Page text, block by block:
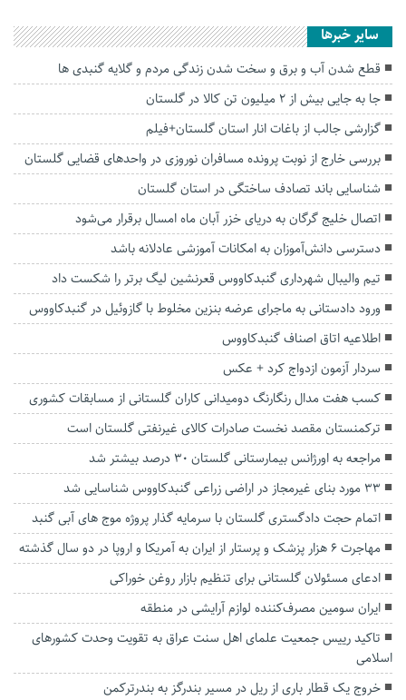
سایر خبرها
قطع شدن آب و برق و سخت شدن زندگی مردم و گلایه گنبدی ها
جا به جایی بیش از ۲ میلیون تن کالا در گلستان
گزارشی جالب از باغات انار استان گلستان+فیلم
بررسی خارج از نوبت پرونده مسافران نوروزی در واحد‌های قضایی گلستان
شناسایی باند تصادف ساختگی در استان گلستان
اتصال خلیج گرگان به دریای خزر آبان ماه امسال برقرار می‌شود
دسترسی دانش‌آموزان به امکانات آموزشی عادلانه باشد
تیم والیبال شهرداری گنبدکاووس قعرنشین لیگ برتر را شکست داد
ورود دادستانی به ماجرای عرضه بنزین مخلوط با گازوئیل در گنبدکاووس
اطلاعیه اتاق اصناف گنبدکاووس
سردار آزمون ازدواج کرد + عکس
کسب هفت مدال رنگارنگ دومیدانی کاران گلستانی از مسابقات کشوری
ترکمنستان مقصد نخست صادرات کالای غیرنفتی گلستان است
مراجعه به اورژانس بیمارستانی گلستان ۳۰ درصد بیشتر شد
۳۳ مورد بنای غیرمجاز در اراضی زراعی گنبدکاووس شناسایی شد
اتمام حجت دادگستری گلستان با سرمایه گذار پروژه موج های آبی گنبد
مهاجرت ۶ هزار پزشک و پرستار از ایران به آمریکا و اروپا در دو سال گذشته
ادعای مسئولان گلستانی برای تنظیم بازار روغن خوراکی
ایران سومین مصرف‌کننده لوازم آرایشی در منطقه
تاکید رییس جمعیت علمای اهل سنت عراق به تقویت وحدت کشورهای
اسلامی
خروج یک قطار باری از ریل در مسیر بندرگز به بندرترکمن